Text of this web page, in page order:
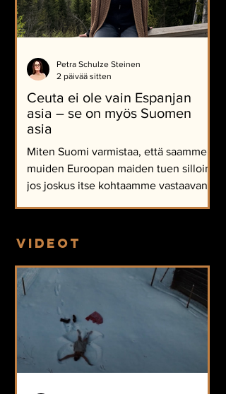
Ceuta ei ole vain Espanjan
asia – se on myös Suomen
asia
Miten Suomi varmistaa, että saamme
muiden Euroopan maiden tuen silloin,
jos joskus itse kohtaamme vastaavan
Petra Schulze Steinen
2 päivää sitten
videot